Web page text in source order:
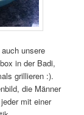
unsere
in der Badi,
grillieren :).
die Männer
mit einer